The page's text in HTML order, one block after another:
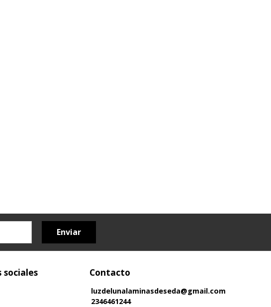
Enviar
sociales Contacto
luzdelunalaminasdeseda@gmail.com
2346461244